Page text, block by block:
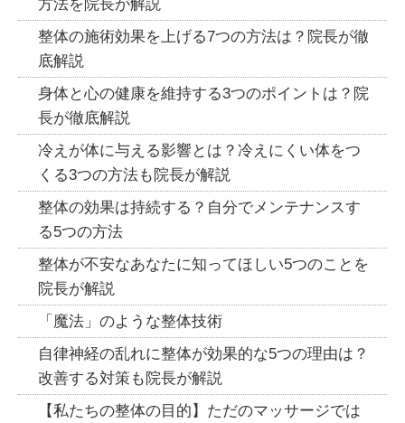
方法を院長が解説
整体の施術効果を上げる7つの方法は？院長が徹
底解説
身体と心の健康を維持する3つのポイントは？院
長が徹底解説
冷えが体に与える影響とは？冷えにくい体をつ
くる3つの方法も院長が解説
整体の効果は持続する？自分でメンテナンスす
る5つの方法
整体が不安なあなたに知ってほしい5つのことを
院長が解説
「魔法」のような整体技術
自律神経の乱れに整体が効果的な5つの理由は？
改善する対策も院長が解説
【私たちの整体の目的】ただのマッサージでは